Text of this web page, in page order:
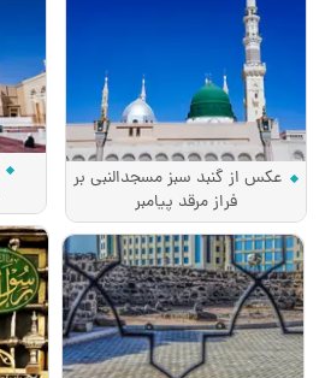
عکس از گنبد سبز مسجدالنبی بر
فراز مرقد پیامبر